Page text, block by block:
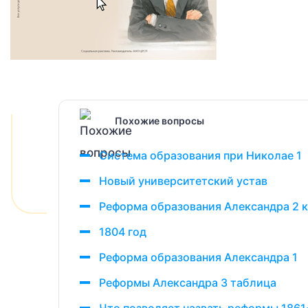
Похожие вопросы
Система образования при Николае 1
Новый университетский устав
Реформа образования Александра 2
1804 год
Реформа образования Александра 1
Реформы Александра 3 таблица